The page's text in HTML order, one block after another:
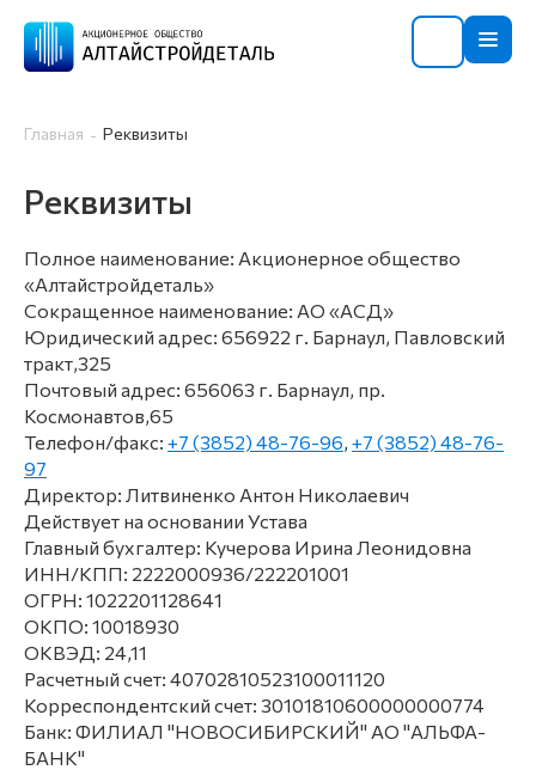
Главная Реквизиты
Реквизиты
Полное наименование: Акционерное общество
«Алтайстройдеталь»
Сокращенное наименование: АО «АСД»
Юридический адрес: 656922 г. Барнаул, Павловский
тракт,325
Почтовый адрес: 656063 г. Барнаул, пр.
Космонавтов,65
Телефон/факс: +7 (3852) 48-76-96, +7 (3852) 48-76-
97
Директор: Литвиненко Антон Николаевич
Действует на основании Устава
Главный бухгалтер: Кучерова Ирина Леонидовна
ИНН/КПП: 2222000936/222201001
ОГРН: 1022201128641
ОКПО: 10018930
ОКВЭД: 24,11
Расчетный счет: 40702810523100011120
Корреспондентский счет: 30101810600000000774
Банк: ФИЛИАЛ "НОВОСИБИРСКИЙ" АО "АЛЬФА-
БАНК"